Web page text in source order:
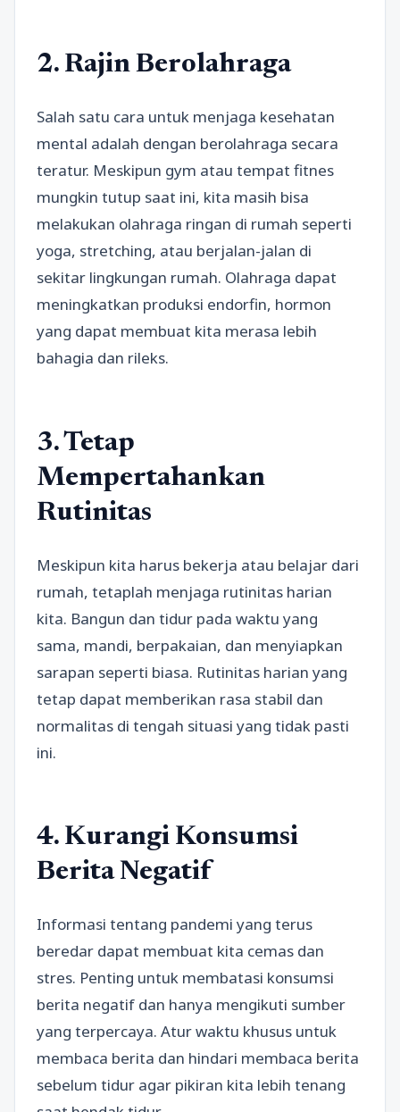
2. Rajin Berolahraga
Salah satu cara untuk menjaga kesehatan
mental adalah dengan berolahraga secara
teratur. Meskipun gym atau tempat fitnes
mungkin tutup saat ini, kita masih bisa
melakukan olahraga ringan di rumah seperti
yoga, stretching, atau berjalan-jalan di
sekitar lingkungan rumah. Olahraga dapat
meningkatkan produksi endorfin, hormon
yang dapat membuat kita merasa lebih
bahagia dan rileks.
3. Tetap
Mempertahankan
Rutinitas
Meskipun kita harus bekerja atau belajar dari
rumah, tetaplah menjaga rutinitas harian
kita. Bangun dan tidur pada waktu yang
sama, mandi, berpakaian, dan menyiapkan
sarapan seperti biasa. Rutinitas harian yang
tetap dapat memberikan rasa stabil dan
normalitas di tengah situasi yang tidak pasti
ini.
4. Kurangi Konsumsi
Berita Negatif
Informasi tentang pandemi yang terus
beredar dapat membuat kita cemas dan
stres. Penting untuk membatasi konsumsi
berita negatif dan hanya mengikuti sumber
yang terpercaya. Atur waktu khusus untuk
membaca berita dan hindari membaca berita
sebelum tidur agar pikiran kita lebih tenang